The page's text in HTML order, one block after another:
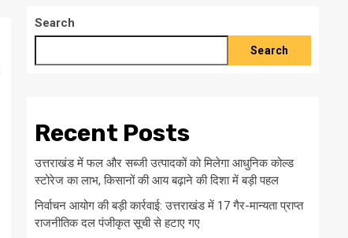
Search
Search
Recent Posts
उत्तराखंड में फल और सब्जी उत्पादकों को मिलेगा आधुनिक कोल्ड
स्टोरेज का लाभ, किसानों की आय बढ़ाने की दिशा में बड़ी पहल
निर्वाचन आयोग की बड़ी कार्रवाई: उत्तराखंड में 17 गैर-मान्यता प्राप्त
राजनीतिक दल पंजीकृत सूची से हटाए गए